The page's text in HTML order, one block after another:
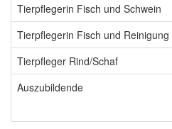
Tierpflegerin Fisch und Schwein
Tierpflegerin Fisch und Reinigung
Tierpfleger Rind/Schaf
Auszubildende